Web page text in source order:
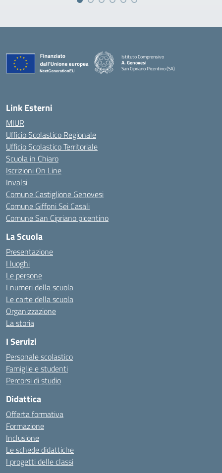
Istituto Comprensivo
A. Genovesi
San Cipriano Picentino (SA)
— Visita la pagina iniziale della scuola
Link Esterni
MIUR
Ufficio Scolastico Regionale
Ufficio Scolastico Territoriale
Scuola in Chiaro
Iscrizioni On Line
Invalsi
Comune Castiglione Genovesi
Comune Giffoni Sei Casali
Comune San Cipriano picentino
La Scuola
Presentazione
I luoghi
Le persone
I numeri della scuola
Le carte della scuola
Organizzazione
La storia
I Servizi
Personale scolastico
Famiglie e studenti
Percorsi di studio
Didattica
Offerta formativa
Formazione
Inclusione
Le schede didattiche
I progetti delle classi